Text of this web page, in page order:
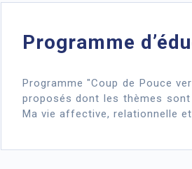
Programme
Programme "Coup de Pouce
proposés dont les thèmes
Ma vie affective, relationnelle